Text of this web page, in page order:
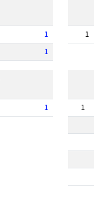
1
1
1
1 1